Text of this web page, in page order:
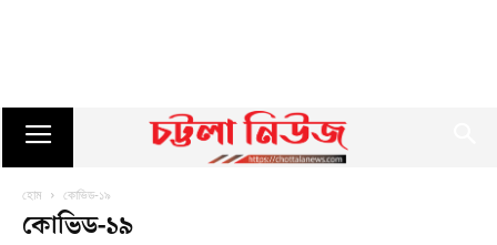
হোম কোভিড-১৯
কোভিড-১৯